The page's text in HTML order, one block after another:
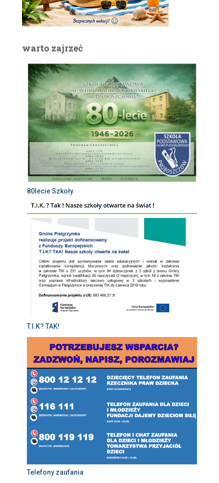
warto zajrzeć
80lecie Szkoły
T.I.K? TAK!
Telefony zaufania